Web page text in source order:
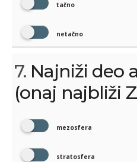
tačno
netačno
7. Najniži deo
(onaj najbliži
mezosfera
stratosfera